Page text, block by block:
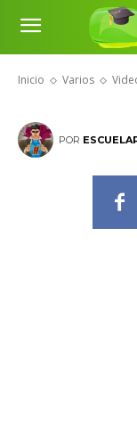
Inicio Varios
POR